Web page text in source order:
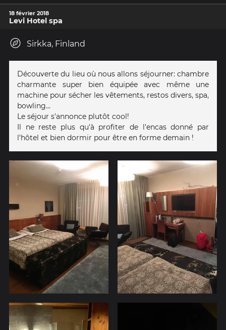
18 février 2018
Levi Hotel spa
Sirkka, Finland
Découverte du lieu où nous allons séjourner: chambre
charmante super bien équipée avec même une
machine pour sécher les vêtements, restos divers, spa,
bowling...
Le séjour s'annonce plutôt cool!
Il ne reste plus qu'à profiter de l'encas donné par
l'hôtel et bien dormir pour être en forme demain !